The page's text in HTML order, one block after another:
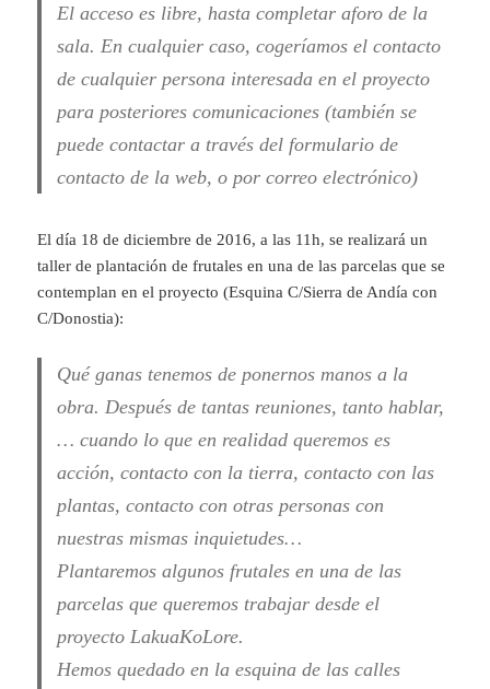
El acceso es libre, hasta completar aforo de la
sala. En cualquier caso, cogeríamos el contacto
de cualquier persona interesada en el proyecto
para posteriores comunicaciones (también se
puede contactar a través del formulario de
contacto de la web, o por correo electrónico)
El día 18 de diciembre de 2016, a las 11h, se realizará un
taller de plantación de frutales en una de las parcelas que se
contemplan en el proyecto (Esquina C/Sierra de Andía con
C/Donostia):
Qué ganas tenemos de ponernos manos a la
obra. Después de tantas reuniones, tanto hablar,
… cuando lo que en realidad queremos es
acción, contacto con la tierra, contacto con las
plantas, contacto con otras personas con
nuestras mismas inquietudes…
Plantaremos algunos frutales en una de las
parcelas que queremos trabajar desde el
proyecto LakuaKoLore.
Hemos quedado en la esquina de las calles